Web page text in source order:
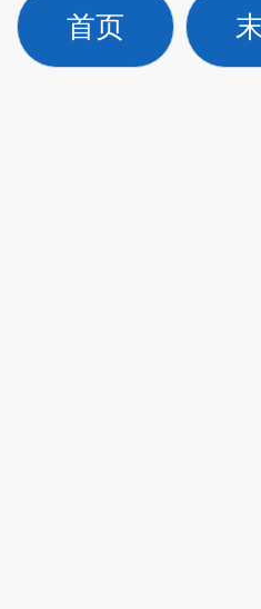
首页